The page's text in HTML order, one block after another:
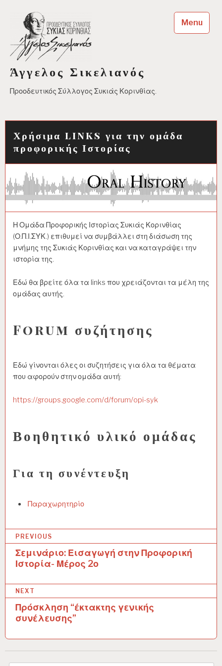
content
Άγγελος Σικελιανός
Προοδευτικός Σύλλογος Συκιάς Κορινθίας.
Menu
Χρήσιμα links για την ομάδα
προφορικής Ιστορίας
Η Ομάδα Προφορικής Ιστορίας Συκιάς Κορινθίας
(Ο.Π.Ι.ΣΥΚ.) επιθυμεί να συμβάλλει στη διάσωση της
μνήμης της Συκιάς Κορινθίας και να καταγράψει την
ιστορία της.
Εδώ θα βρείτε όλα τα links που χρειάζονται τα μέλη της
ομάδας αυτής.
Forum συζήτησης
Εδώ γίνονται όλες οι συζητήσεις για όλα τα θέματα
που αφορούν στην ομάδα αυτή:
https://groups.google.com/d/forum/opi-syk
Βοηθητικό υλικό ομάδας
Για τη συνέντευξη
Παραχωρητηρίο
Π
η
σ
PREVIOUS
Σεμινάριο: Εισαγωγή στην Προφορική
Ιστορία- Μέρος 2ο
NEXT
Πρόσκληση “έκτακτης γενικής
συνέλευσης”